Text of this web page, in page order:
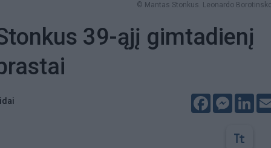
© Mantas Stonkus. Leonardo
39-ąjį gimtadienį
Facebook